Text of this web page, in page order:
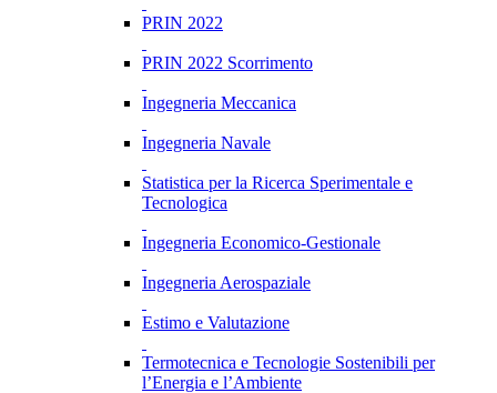
PRIN 2022
PRIN 2022 Scorrimento
Ingegneria Meccanica
Ingegneria Navale
Statistica per la Ricerca Sperimentale e
Tecnologica
Ingegneria Economico-Gestionale
Ingegneria Aerospaziale
Estimo e Valutazione
Termotecnica e Tecnologie Sostenibili per
l’Energia e l’Ambiente